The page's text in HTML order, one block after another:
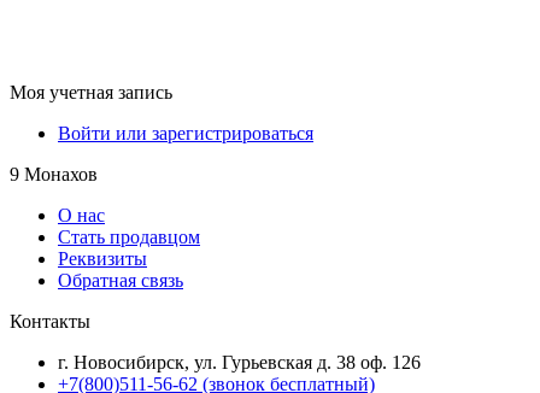
Моя учетная запись
Войти или зарегистрироваться
9 Монахов
О нас
Стать продавцом
Реквизиты
Обратная связь
Контакты
г. Новосибирск, ул. Гурьевская д. 38 оф. 126
+7(800)511-56-62 (звонок бесплатный)